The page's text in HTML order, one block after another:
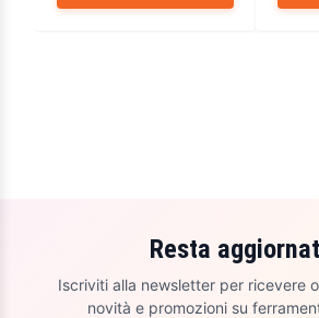
Resta
Iscriviti alla newsletter per ricevere
novità e promozioni su